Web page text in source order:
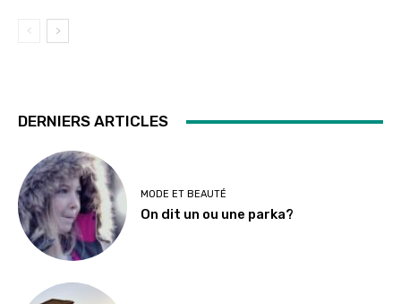
DERNIERS ARTICLES
MODE ET BEAUTÉ
On dit un ou une parka?